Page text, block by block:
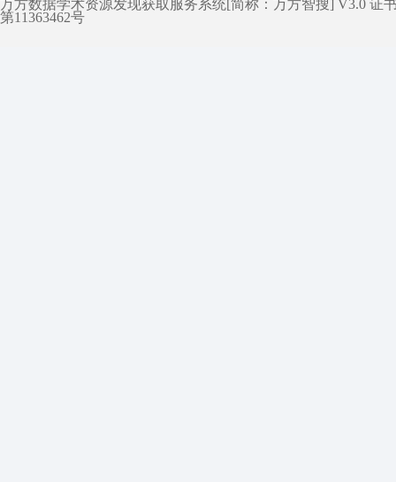
万方数据学术资源发现获取服务系统[简称：万方智搜] V3.0 证
第11363462号